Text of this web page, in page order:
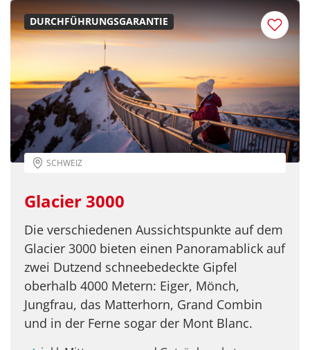
DURCHFÜHRUNGSGARANTIE
SCHWEIZ
Glacier 3000
Die verschiedenen Aussichtspunkte auf dem
Glacier 3000 bieten einen Panoramablick auf
zwei Dutzend schneebedeckte Gipfel
oberhalb 4000 Metern: Eiger, Mönch,
Jungfrau, das Matterhorn, Grand Combin
und in der Ferne sogar der Mont Blanc.